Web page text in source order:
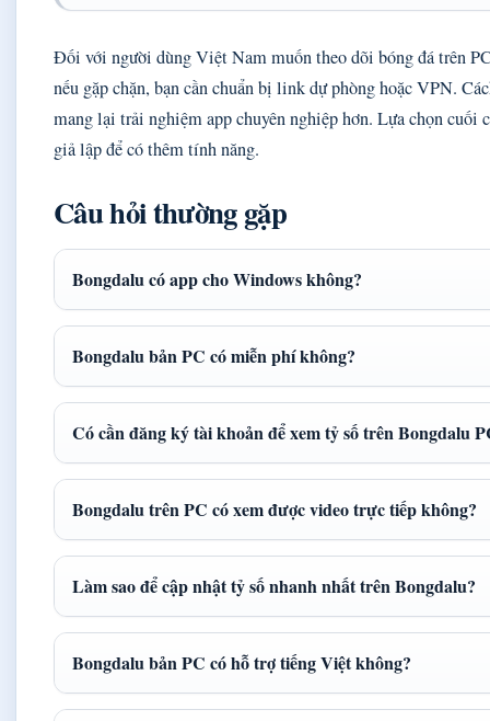
Đối với người dùng Việt Nam muốn theo dõi bóng đá trên
nếu gặp chặn, bạn cần chuẩn bị link dự phòng hoặc VPN.
mang lại trải nghiệm app chuyên nghiệp hơn. Lựa chọn cuối
giả lập để có thêm tính năng.
Câu hỏi thường gặp
Bongdalu có app cho Windows không?
Bongdalu bản PC có miễn phí không?
Có cần đăng ký tài khoản để xem tỷ số trên Bongdalu
Bongdalu trên PC có xem được video trực tiếp không?
Làm sao để cập nhật tỷ số nhanh nhất trên Bongdalu?
Bongdalu bản PC có hỗ trợ tiếng Việt không?